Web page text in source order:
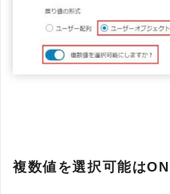
複数値を選択可能はON